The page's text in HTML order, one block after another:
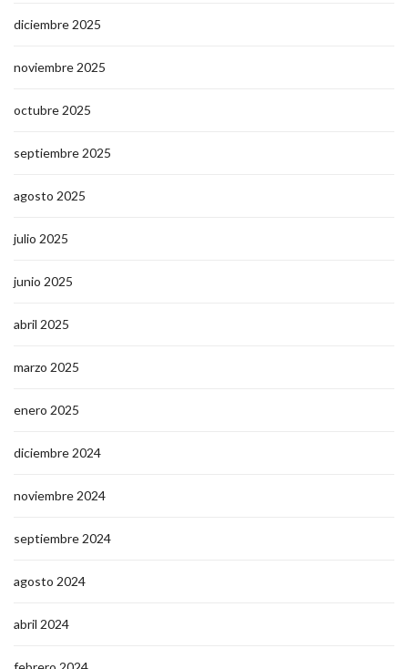
diciembre 2025
noviembre 2025
octubre 2025
septiembre 2025
agosto 2025
julio 2025
junio 2025
abril 2025
marzo 2025
enero 2025
diciembre 2024
noviembre 2024
septiembre 2024
agosto 2024
abril 2024